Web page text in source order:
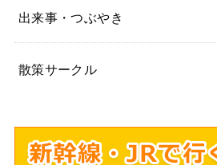
出来事・つぶやき
散策サークル